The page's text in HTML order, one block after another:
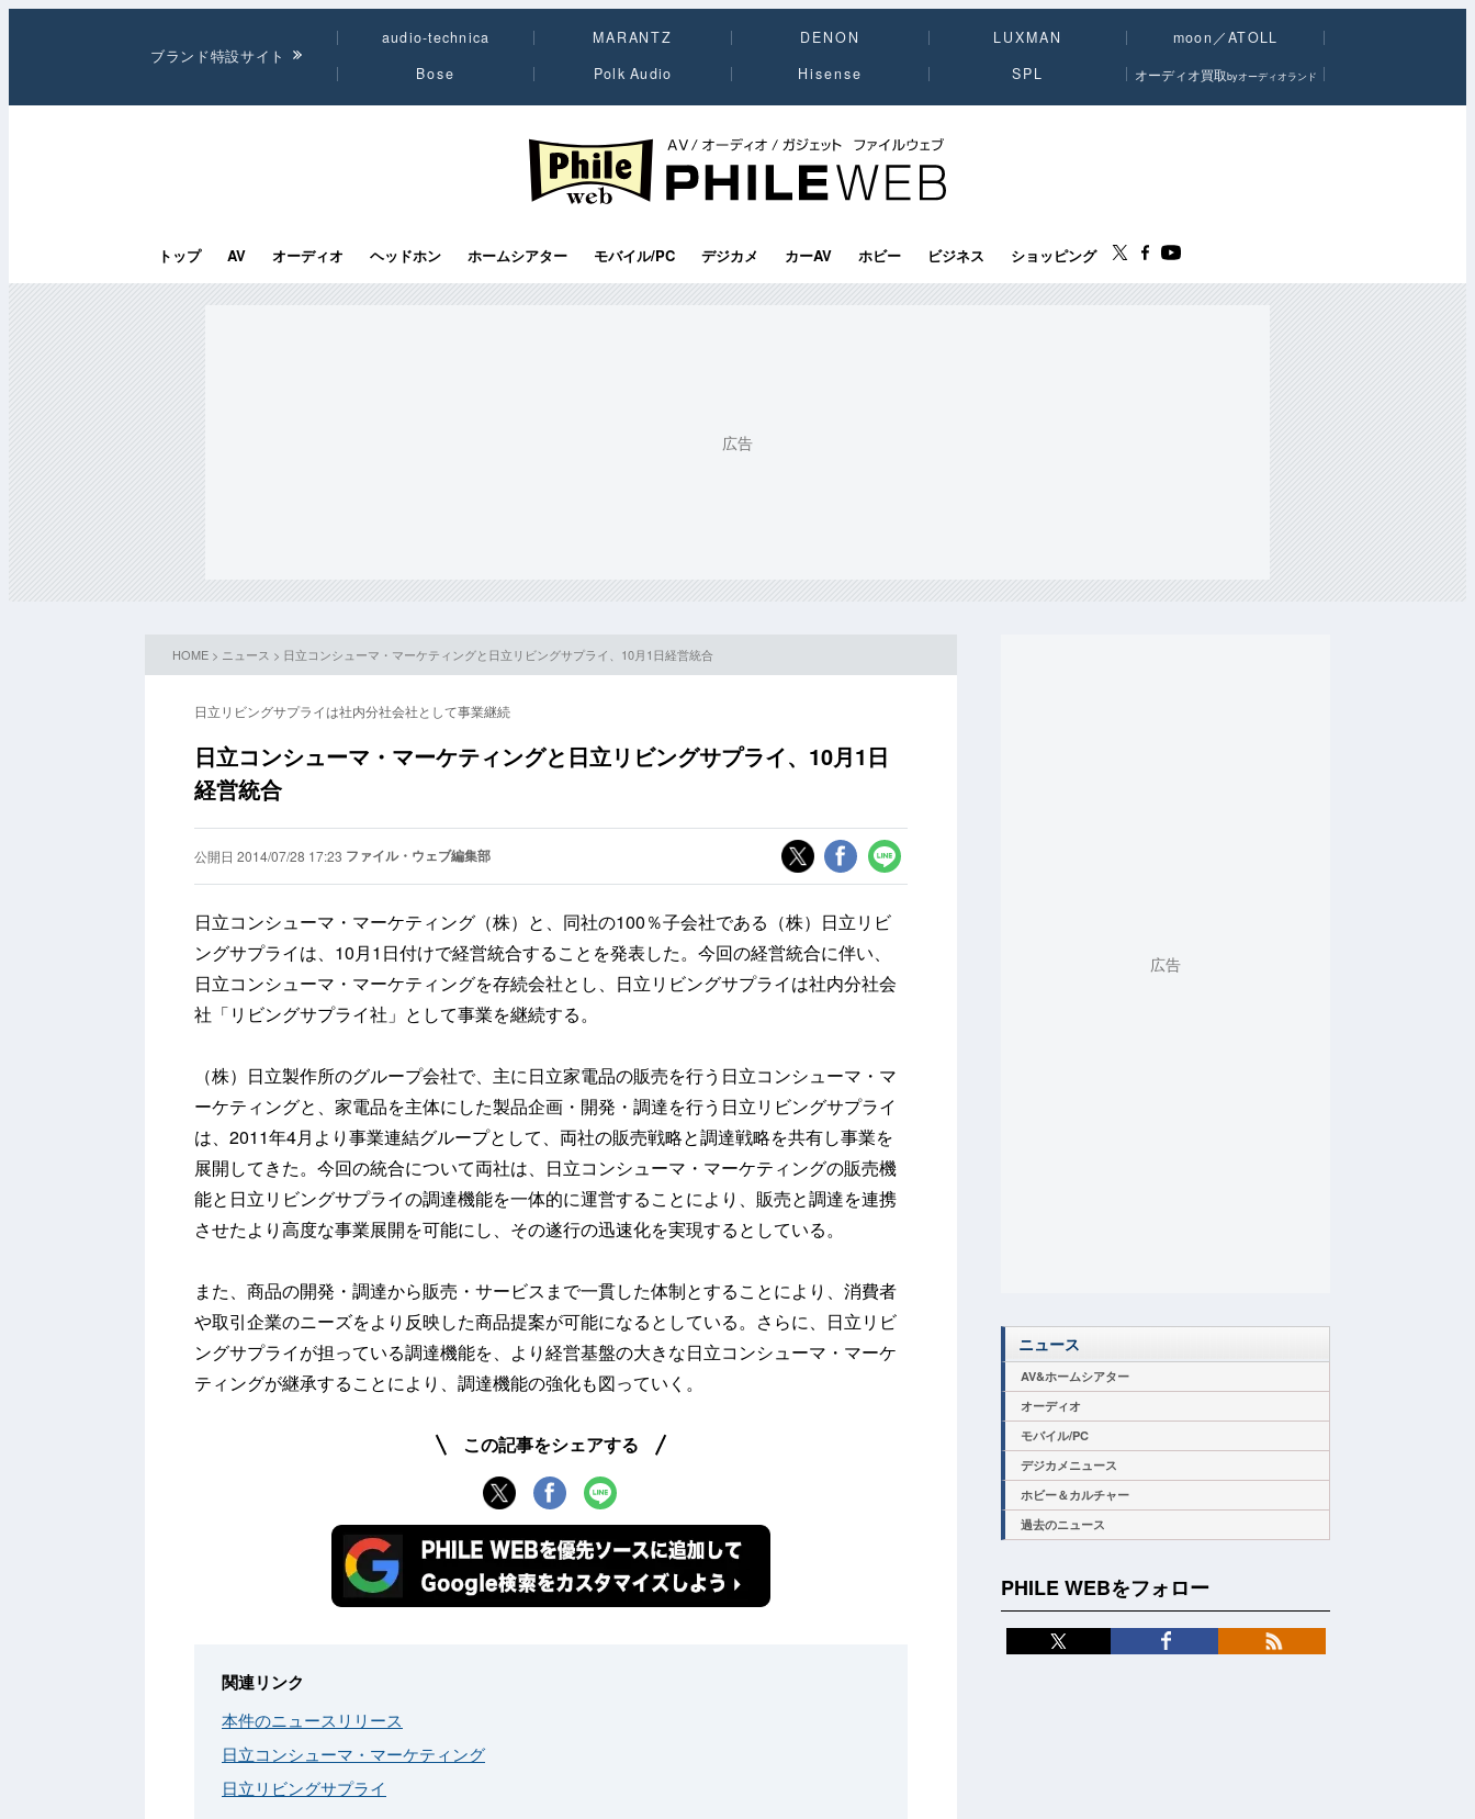
ブランド特設サイト
audio-technica MARANTZ DENON LUXMAN
moon／ATOLL
Bose
Polk Audio Hisense SPL オーディオ買取byオーディオランド
PHILE WEB｜AV/オーディオ/ガジェット
トップ AV オーディオ ヘッドホン ホームシアター モバイル/PC デジカメ カーAV ホビー ビジネス ショッピング
HOME > ニュース > 日立コンシューマ・マーケティングと日立リビングサプライ、10月1日経営統合
日立リビングサプライは社内分社会社として事業継続
日立コンシューマ・マーケティングと日立リビングサプライ、10月1日
経営統合
公開日 2014/07/28 17:23 ファイル・ウェブ編集部
日立コンシューマ・マーケティング（株）と、同社の100％子会社である（株）日立リビ
ングサプライは、10月1日付けで経営統合することを発表した。今回の経営統合に伴い、
日立コンシューマ・マーケティングを存続会社とし、日立リビングサプライは社内分社会
社「リビングサプライ社」として事業を継続する。
（株）日立製作所のグループ会社で、主に日立家電品の販売を行う日立コンシューマ・マ
ーケティングと、家電品を主体にした製品企画・開発・調達を行う日立リビングサプライ
は、2011年4月より事業連結グループとして、両社の販売戦略と調達戦略を共有し事業を
展開してきた。今回の統合について両社は、日立コンシューマ・マーケティングの販売機
能と日立リビングサプライの調達機能を一体的に運営することにより、販売と調達を連携
させたより高度な事業展開を可能にし、その遂行の迅速化を実現するとしている。
また、商品の開発・調達から販売・サービスまで一貫した体制とすることにより、消費者
や取引企業のニーズをより反映した商品提案が可能になるとしている。さらに、日立リビ
ングサプライが担っている調達機能を、より経営基盤の大きな日立コンシューマ・マーケ
ティングが継承することにより、調達機能の強化も図っていく。
この記事をシェアする
関連リンク
本件のニュースリリース
日立コンシューマ・マーケティング
日立リビングサプライ
ニュース
AV&ホームシアター
オーディオ
モバイル/PC
デジカメニュース
ホビー＆カルチャー
過去のニュース
PHILE WEBをフォロー